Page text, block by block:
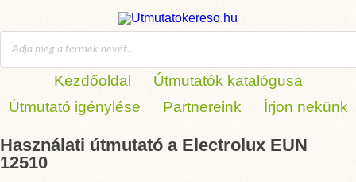
Kezdőoldal
Útmutatók katalógusa
Útmutató igénylése
Partnereink Írjon nekünk
Használati útmutató a Electrolux EUN
12510